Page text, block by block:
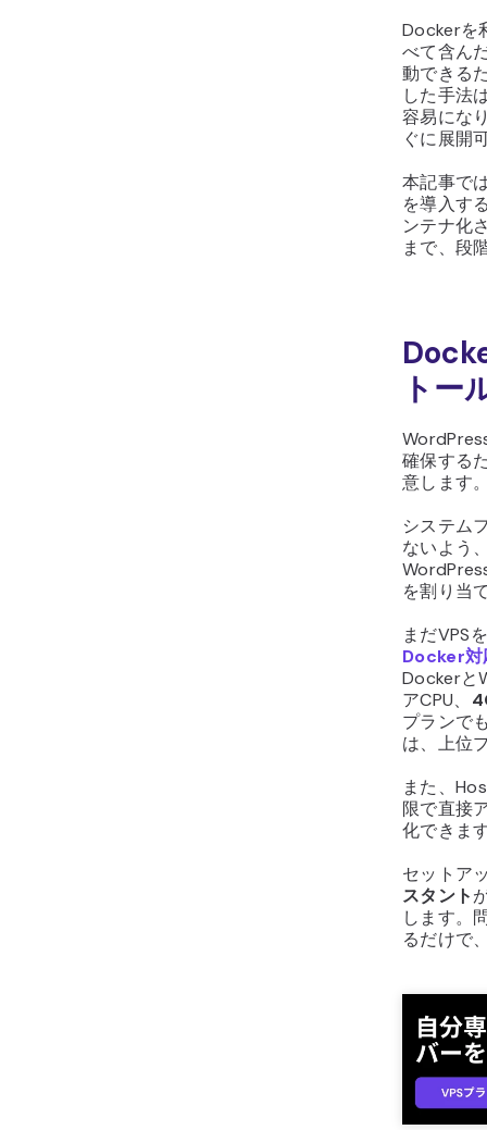
Dockerを
べて含ん
動できる
した手法
容易にな
ぐに展開
本記事で
を導入す
ンテナ化
まで、段
トー
確保する
意します
システム
ないよう
を割り当
まだVPS
Docker対
Dockerと
アCPU、
プランで
は、上位
また、
限で直接
化できま
セットア
スタント
します。
るだけで